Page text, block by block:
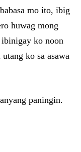
mo ito, ibig
huwag mong
ko noon
ko sa asawa
paningin.